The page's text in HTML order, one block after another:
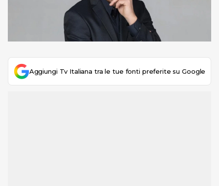
Aggiungi Tv Italiana tra le tue fonti preferite su Google